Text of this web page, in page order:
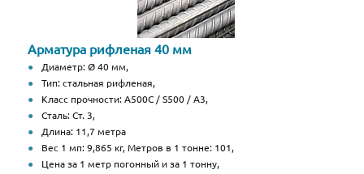
Арматура рифленая 40 мм
Диаметр: Ø 40 мм,
Тип: стальная рифленая,
Класс прочности: А500С / S500 / А3,
Сталь: Ст. 3,
Длина: 11,7 метра
Вес 1 мп: 9,865 кг, Метров в 1 тонне: 101,
Цена за 1 метр погонный и за 1 тонну,